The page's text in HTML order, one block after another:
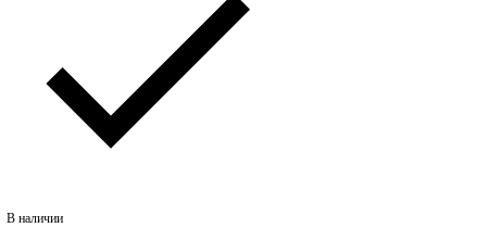
В наличии